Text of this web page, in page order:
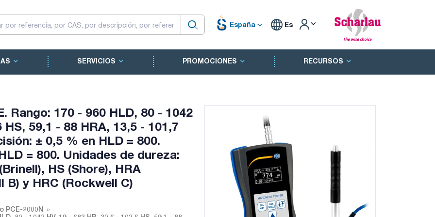
España Es
SERVICIOS PROMOCIONES RECURSOS
Rango: 170 - 960 HLD, 80 - 1042
59,1 - 88 HRA, 13,5 - 101,7
± 0,5 % en HLD = 800.
= 800. Unidades de dureza:
HS (Shore), HRA
B) y HRC (Rockwell C)
PCE-2000N